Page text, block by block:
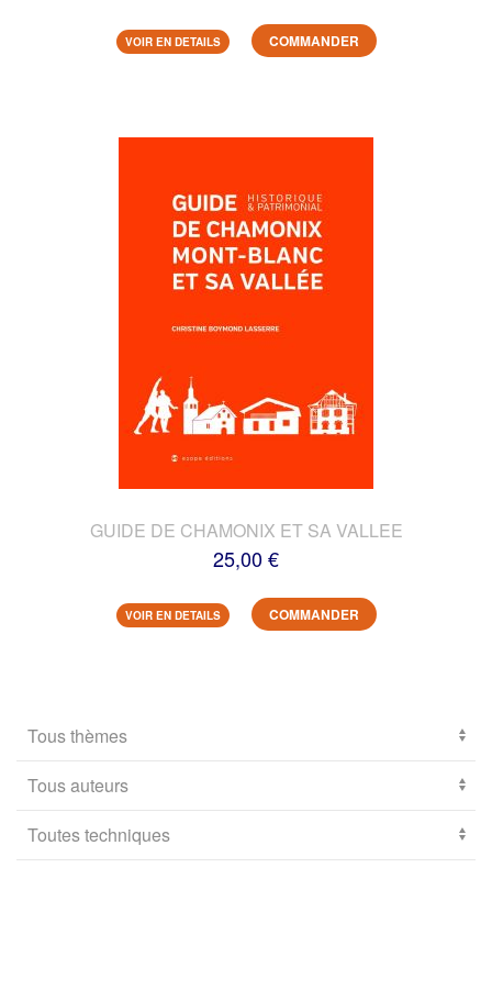
VOIR EN DETAILS COMMANDER
GUIDE DE CHAMONIX ET SA VALLEE
25,00 €
VOIR EN DETAILS COMMANDER